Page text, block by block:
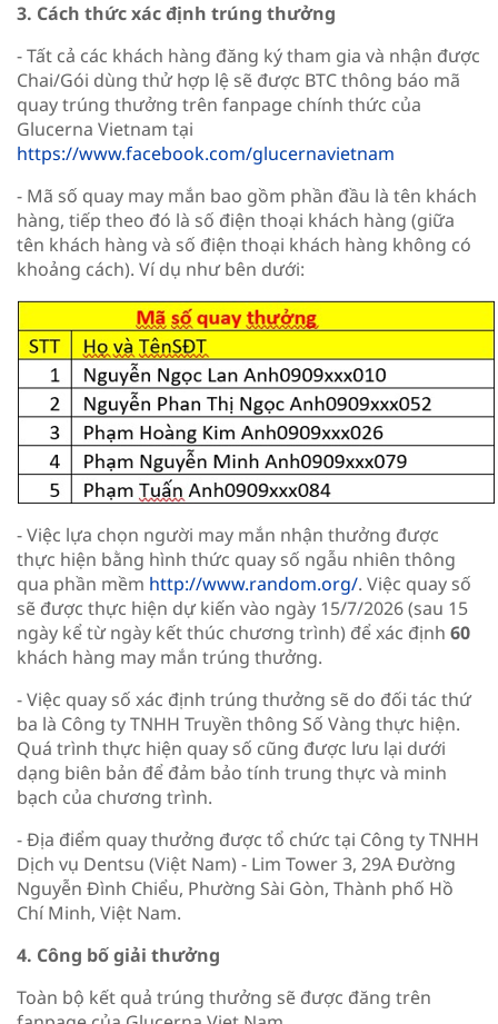
3. Cách thức xác định trúng thưởng
- Tất cả các khách hàng đăng ký tham gia và nhận được
Chai/Gói dùng thử hợp lệ sẽ được BTC thông báo mã
quay trúng thưởng trên fanpage chính thức của
Glucerna Vietnam tại
https://www.facebook.com/glucernavietnam
- Mã số quay may mắn bao gồm phần đầu là tên khách
hàng, tiếp theo đó là số điện thoại khách hàng (giữa
tên khách hàng và số điện thoại khách hàng không có
khoảng cách). Ví dụ như bên dưới:
- Việc lựa chọn người may mắn nhận thưởng được
thực hiện bằng hình thức quay số ngẫu nhiên thông
qua phần mềm http://www.random.org/. Việc quay số
sẽ được thực hiện dự kiến vào ngày 15/7/2026 (sau 15
ngày kể từ ngày kết thúc chương trình) để xác định 60
khách hàng may mắn trúng thưởng.
- Việc quay số xác định trúng thưởng sẽ do đối tác thứ
ba là Công ty TNHH Truyền thông Số Vàng thực hiện.
Quá trình thực hiện quay số cũng được lưu lại dưới
dạng biên bản để đảm bảo tính trung thực và minh
bạch của chương trình.
- Địa điểm quay thưởng được tổ chức tại Công ty TNHH
Dịch vụ Dentsu (Việt Nam) - Lim Tower 3, 29A Đường
Nguyễn Đình Chiểu, Phường Sài Gòn, Thành phố Hồ
Chí Minh, Việt Nam.
4. Công bố giải thưởng
Toàn bộ kết quả trúng thưởng sẽ được đăng trên